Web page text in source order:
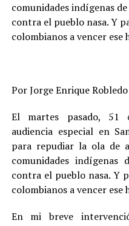
comunidades indígenas
contra el pueblo nasa. Y
colombianos a vencer ese
Por Jorge Enrique
El martes pasado, 51
audiencia especial en
para repudiar la ola de
comunidades indígenas
contra el pueblo nasa. Y
colombianos a vencer ese
En mi breve